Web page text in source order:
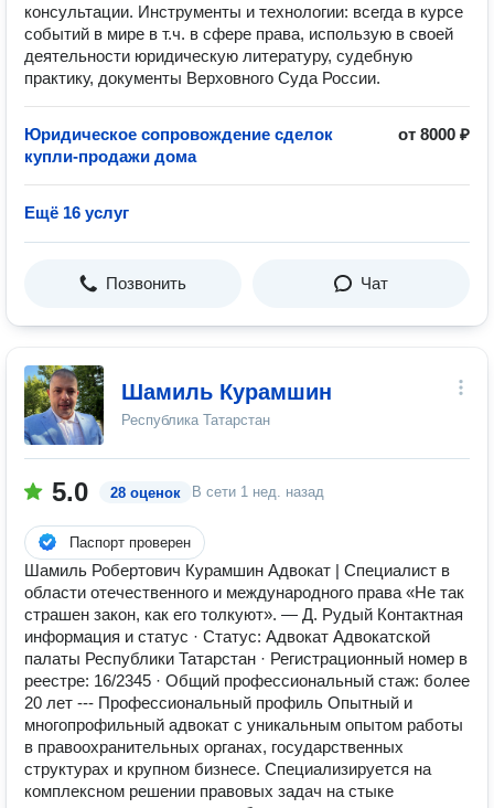
консультации. Инструменты и технологии: всегда в курсе
событий в мире в т.ч. в сфере права, использую в своей
деятельности юридическую литературу, судебную
практику, документы Верховного Суда России.
Юридическое сопровождение сделок
купли-продажи дома
от 8000 ₽
Ещё 16 услуг
Позвонить Чат
Шамиль Курамшин
Республика Татарстан
5.0 28 оценок В сети 1 нед. назад
Паспорт проверен
Шамиль Робертович Курамшин Адвокат | Специалист в
области отечественного и международного права «Не так
страшен закон, как его толкуют». — Д. Рудый Контактная
информация и статус · Статус: Адвокат Адвокатской
палаты Республики Татарстан · Регистрационный номер в
реестре: 16/2345 · Общий профессиональный стаж: более
20 лет --- Профессиональный профиль Опытный и
многопрофильный адвокат с уникальным опытом работы
в правоохранительных органах, государственных
структурах и крупном бизнесе. Специализируется на
комплексном решении правовых задач на стыке